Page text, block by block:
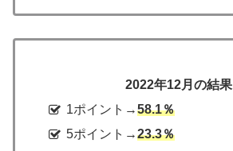
2022年12月の結果
1ポイント→58.1％
5ポイント→23.3％